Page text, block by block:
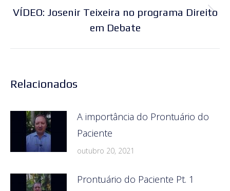
Próximo
post:
VÍDEO: Josenir Teixeira no programa Direito
em Debate
Relacionados
A importância do Prontuário do
Paciente
outubro 20, 2021
Prontuário do Paciente Pt. 1